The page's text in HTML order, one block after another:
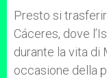
Presto si
Cáceres, dove
durante la vita di
occasione della